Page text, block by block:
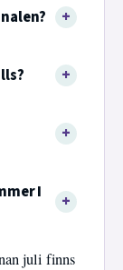
I
juli finns